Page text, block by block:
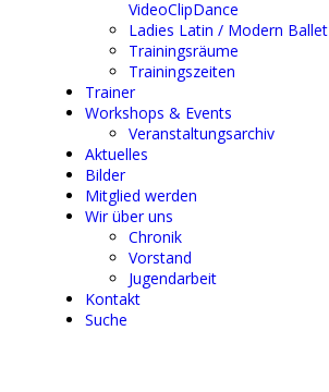
VideoClipDance
Ladies Latin / Modern Ballet
Trainingsräume
Trainingszeiten
Trainer
Workshops & Events
Veranstaltungsarchiv
Aktuelles
Bilder
Mitglied werden
Wir über uns
Chronik
Vorstand
Jugendarbeit
Kontakt
Suche